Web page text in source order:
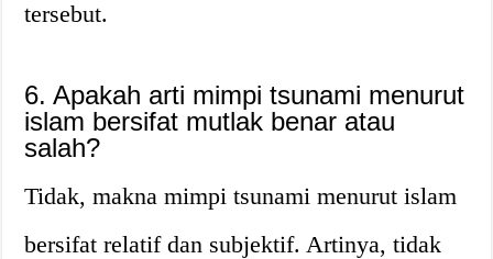
tersebut.
6. Apakah arti mimpi tsunami menurut
islam bersifat mutlak benar atau
salah?
Tidak, makna mimpi tsunami menurut islam
bersifat relatif dan subjektif. Artinya, tidak